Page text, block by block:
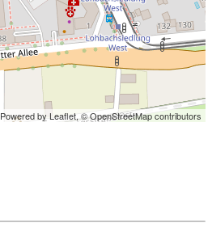
Powered by Leaflet, © OpenStreetMap contributors